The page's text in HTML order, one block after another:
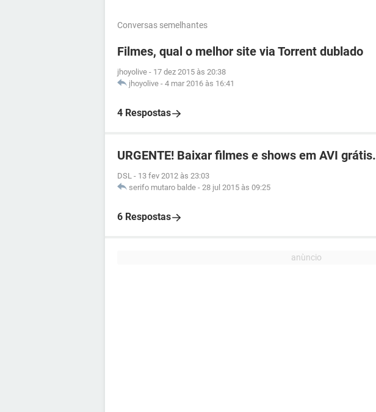
Conversas semelhantes
Filmes, qual o melhor site via Torrent dublado
jhoyolive - 17 dez 2015 às 20:38
jhoyolive - 4 mar 2016 às 16:41
4 Respostas
URGENTE! Baixar filmes e shows em AVI grátis.
DSL - 13 fev 2012 às 23:03
serifo mutaro balde - 28 jul 2015 às 09:25
6 Respostas